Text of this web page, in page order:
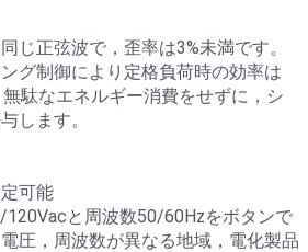
じ正弦波で，歪率は3%未満です。
グ制御により定格負荷時の効率は
駄なエネルギー消費をせずに，シ
します。
可能
と周波数50/60Hzをボタンで
圧，周波数が異なる地域，電化製品